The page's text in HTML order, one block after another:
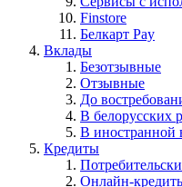
Finstore
Белкарт Pay
Вклады
Безотзывные
Отзывные
До
В белорусских
В иностранной
Кредиты
Онлайн-